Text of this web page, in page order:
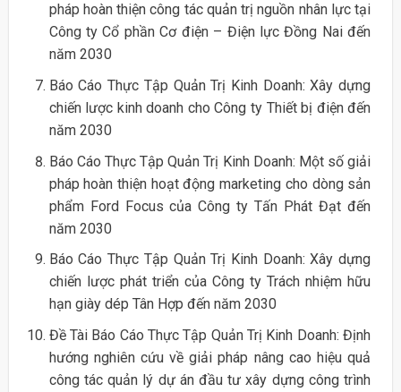
pháp hoàn thiện công tác quản trị nguồn nhân lực tại
Công ty Cổ phần Cơ điện – Điện lực Đồng Nai đến
năm 2030
Báo Cáo Thực Tập Quản Trị Kinh Doanh: Xây dựng
chiến lược kinh doanh cho Công ty Thiết bị điện đến
năm 2030
Báo Cáo Thực Tập Quản Trị Kinh Doanh: Một số giải
pháp hoàn thiện hoạt động marketing cho dòng sản
phẩm Ford Focus của Công ty Tấn Phát Đạt đến
năm 2030
Báo Cáo Thực Tập Quản Trị Kinh Doanh: Xây dựng
chiến lược phát triển của Công ty Trách nhiệm hữu
hạn giày dép Tân Hợp đến năm 2030
Đề Tài Báo Cáo Thực Tập Quản Trị Kinh Doanh: Định
hướng nghiên cứu về giải pháp nâng cao hiệu quả
công tác quản lý dự án đầu tư xây dựng công trình